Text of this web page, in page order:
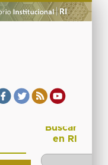
Buscar
en RI